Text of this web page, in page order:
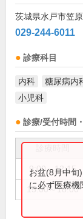
茨城県水戸市笠
029-244-6011
診療科目
内科 糖尿病内
小児科
診療/受付時間
9:00～12:15
15:00～18:00
お盆(8月中旬
に必ず医療機